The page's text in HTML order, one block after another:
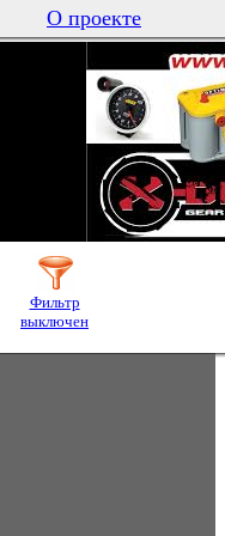
О проекте
Фильтр
выключен